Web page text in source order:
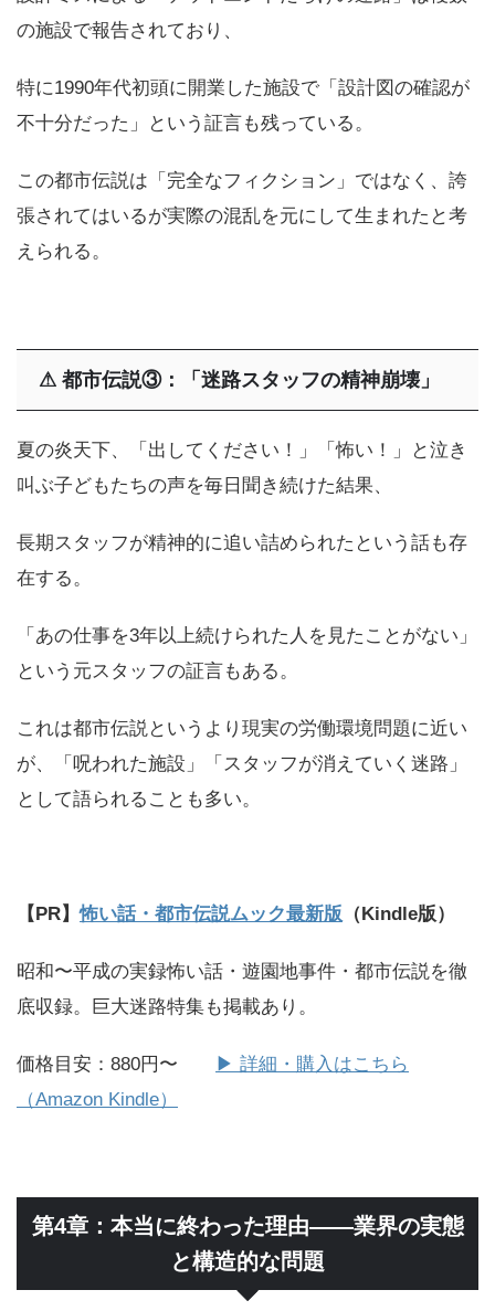
の施設で報告されており、
特に1990年代初頭に開業した施設で「設計図の確認が
不十分だった」という証言も残っている。
この都市伝説は「完全なフィクション」ではなく、誇
張されてはいるが実際の混乱を元にして生まれたと考
えられる。
⚠ 都市伝説③：「迷路スタッフの精神崩壊」
夏の炎天下、「出してください！」「怖い！」と泣き
叫ぶ子どもたちの声を毎日聞き続けた結果、
長期スタッフが精神的に追い詰められたという話も存
在する。
「あの仕事を3年以上続けられた人を見たことがない」
という元スタッフの証言もある。
これは都市伝説というより現実の労働環境問題に近い
が、「呪われた施設」「スタッフが消えていく迷路」
として語られることも多い。
【PR】怖い話・都市伝説ムック最新版 （Kindle版）
昭和〜平成の実録怖い話・遊園地事件・都市伝説を徹
底収録。巨大迷路特集も掲載あり。
価格目安：880円〜 ▶ 詳細・購入はこちら
（Amazon Kindle）
第4章：本当に終わった理由——業界の実態
と構造的な問題